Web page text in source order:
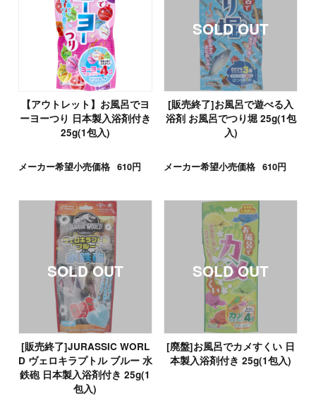
【アウトレット】お風呂でヨ
ーヨーつり 日本製入浴剤付き
25g(1包入)
メーカー希望小売価格 610円
[販売終了]お風呂で遊べる入
浴剤 お風呂でつり堀 25g(1包
入)
メーカー希望小売価格 610円
[販売終了]JURASSIC WORL
D ヴェロキラプトル ブルー 水
鉄砲 日本製入浴剤付き 25g(1
包入)
[廃盤]お風呂でカメすくい 日
本製入浴剤付き 25g(1包入)